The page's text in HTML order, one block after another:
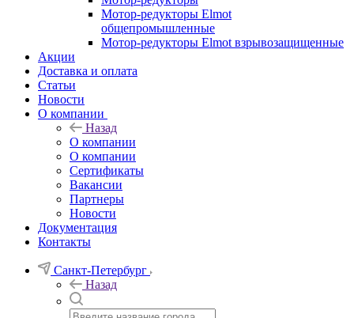
Мотор-редукторы Elmot
общепромышленные
Мотор-редукторы Elmot взрывозащищенные
Акции
Доставка и оплата
Статьи
Новости
О компании
Назад
О компании
О компании
Сертификаты
Вакансии
Партнеры
Новости
Документация
Контакты
Санкт-Петербург
Назад